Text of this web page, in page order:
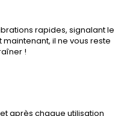
rapides, signalant le
il ne vous reste
!
après chaque utilisation